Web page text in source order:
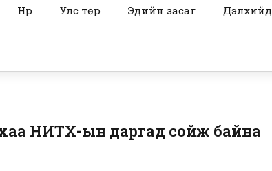
Нүүр Улс төр Эдийн засаг Дэлхийд
НИТХ-ын даргад сойж байна